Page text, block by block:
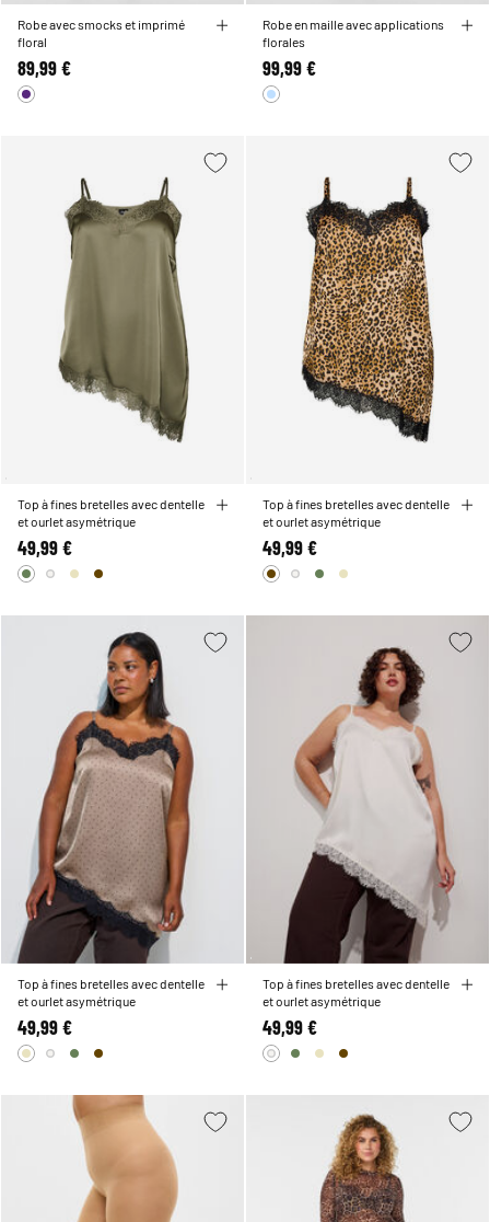
Robe avec smocks et imprimé
floral
89,99 €
Robe en maille avec applications
florales
99,99 €
Top à fines bretelles avec dentelle
et ourlet asymétrique
49,99 €
Top à fines bretelles avec dentelle
et ourlet asymétrique
49,99 €
Top à fines bretelles avec dentelle
et ourlet asymétrique
49,99 €
Top à fines bretelles avec dentelle
et ourlet asymétrique
49,99 €